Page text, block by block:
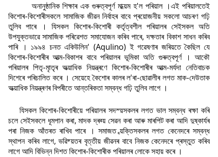
অনানুষ্ঠানিক শিক্ষাৰ এক গুৰুত্বপূৰ্ণ মাধ্য়ম হ'ল পৰিয়াল ।এই পৰিয়ালতেই
কিশোৰ-কিশোৰীসকলে সামাজিক জীৱন নিৰ্বাহৰ বাবে প্ৰয়োজনীয় সকলো আচৰণ গঢ়ি
তুলিব পাৰে । যিসকল কিশোৰ-কিশোৰী কৰ্তৃত্বশীল পৰিয়ালৰ সেইসকল অতি
উপযুক্তভাৱে সামাজিক পৰিৱেশত সমাযোজন কৰিব পাৰে, দক্ষতাৰ বিকাশ সাধন কৰিব
পাৰি । ১৯৯৪ চনত একিউলিন' (Aqulino) ই গৱেষণাৰ জৰিয়তে কৈছিল যে
কিশোৰ-কিশোৰীৰ আত্ম-বিকাশৰ বাবে পৰিয়ালৰ ভূমিকা অতি গুৰুত্বপূৰ্ণ । আকৌ
পৰিয়ালৰ পিতৃ-মাৃতৃৰ অত্য়াধিক নিয়ন্ত্ৰণে কিশোৰ-কিশোৰীৰ আত্ম-মৰ্যদা নেতিবাচক
দিশেৰে পৰিচালিত কৰে । সেয়েহে কৈশোৰ কালৰ ল'ৰা-ছোৱালীৰ লগত মাক-দেউতাক
অত্য়াধিক নিয়ন্ত্ৰণৰ বিপৰীতে আন্তৰিকতা সম্বন্ধ গঢ়ি তুলিব লাগে ।
যিসকল কিশোৰ-কিশোৰীয়ে পৰিয়ালৰ সদস্য়সকলৰ লগত ভাল সম্বন্ধ ৰক্ষা কৰি
চলে সেইসকলে ধূমপান কৰা, মাদক দ্ৰৱ্য় সেৱন কৰা আৰু মাৰপিট কৰা আদি দুষ্কাৰ্যৰ
পৰা নিজক আঁতৰত ৰাখিব পাৰে । সমাজত ব্য়ক্তিসকলৰ লগত কেনেদৰে সম্বন্ধ
স্থাপন কৰিব লাগে, ভৱিষ্য়তৰ বৃত্তীয় জীৱনৰ বাবে নিজক কেনেদৰে প্ৰস্তুত কৰিব
লাগে আদি বিভিন্ন দিশত কিশোৰ-কিশোৰীক পৰিয়ালৰ লোকে সহায় কৰে ।